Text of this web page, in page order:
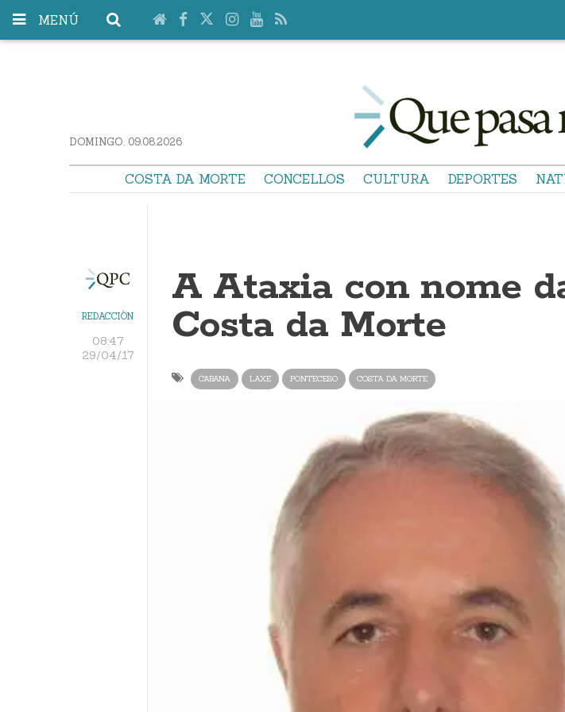
MENÚ
DOMINGO. 09.08.2026
COSTA DA MORTE CONCELLOS CULTURA DEPORTES
REDACCIÓN
08:47
29/04/17
A Ataxia con nome
Costa da Morte
CABANA LAXE PONTECESO COSTA DA MORTE